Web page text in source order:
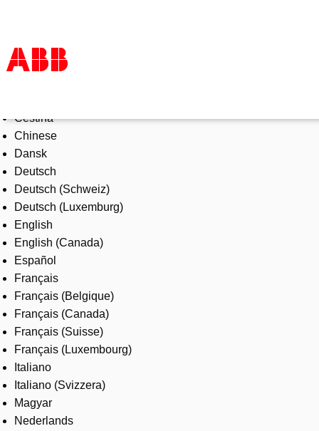
Products & Solutions
Industries
Services
About us
Where to buy
Contact us
Careers
Čeština
Chinese
Dansk
Deutsch
Deutsch (Schweiz)
Deutsch (Luxemburg)
English
English (Canada)
Español
Français
Français (Belgique)
Français (Canada)
Français (Suisse)
Français (Luxembourg)
Italiano
Italiano (Svizzera)
Magyar
Nederlands